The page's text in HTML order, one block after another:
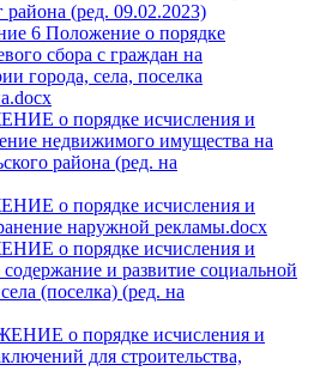
района (ред. 09.02.2023)
6 Положение о порядке
сбора с граждан на
города, села, поселка
о порядке исчисления и
недвижимого имущества на
района (ред. на
о порядке исчисления и
наружной рекламы.docx
о порядке исчисления и
и развитие социальной
(поселка) (ред. на
о порядке исчисления и
для строительства,